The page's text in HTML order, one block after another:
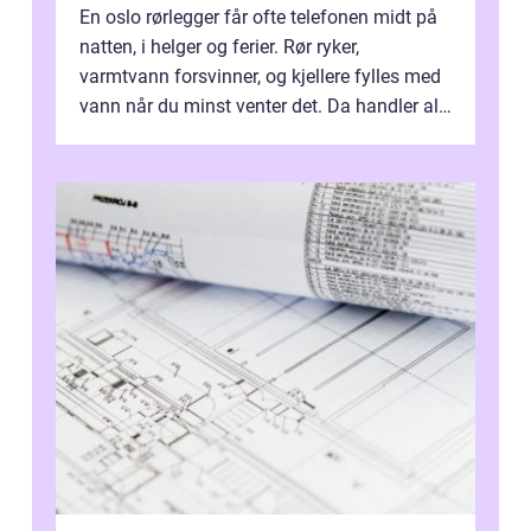
En oslo rørlegger får ofte telefonen midt på
natten, i helger og ferier. Rør ryker,
varmtvann forsvinner, og kjellere fylles med
vann når du minst venter det. Da handler alt